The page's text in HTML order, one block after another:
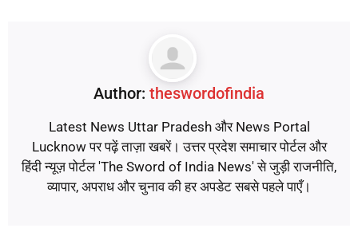
Author: theswordofindia
Latest News Uttar Pradesh और News Portal
Lucknow पर पढ़ें ताज़ा खबरें। उत्तर प्रदेश समाचार पोर्टल और
हिंदी न्यूज़ पोर्टल 'The Sword of India News' से जुड़ी राजनीति,
व्यापार, अपराध और चुनाव की हर अपडेट सबसे पहले पाएँ।